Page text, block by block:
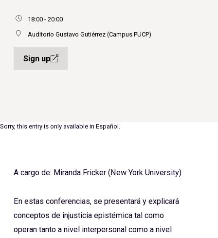
18:00 - 20:00
Auditorio Gustavo Gutiérrez (Campus PUCP)
Sign up
Sorry, this entry is only available in Español
A cargo de: Miranda Fricker (New York University)
En estas conferencias, se presentará y explicará
conceptos de injusticia epistémica tal como
operan tanto a nivel interpersonal como a nivel